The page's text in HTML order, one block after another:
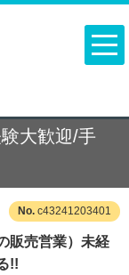
大歓迎/手
c43241203401
販売営業）未経
!!